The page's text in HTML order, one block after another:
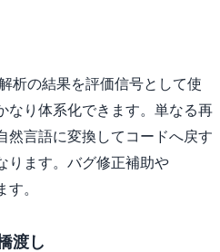
析の結果を評価信号として使
なり体系化できます。単なる再
然言語に変換してコードへ戻す
ります。バグ修正補助や
す。
渡し